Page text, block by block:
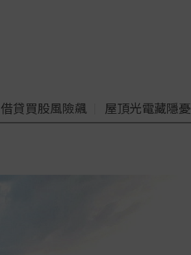
借貸買股風險飆 屋頂光電藏隱憂